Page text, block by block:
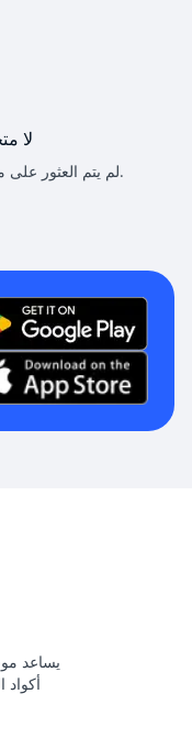
لا
لم يتم العثور على مقالات مطابقة للبحث الذي تم تحديده.
يساعد
أكواد